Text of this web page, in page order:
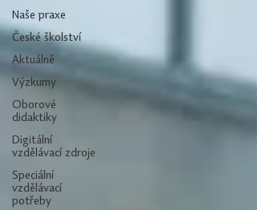
Naše praxe
České školství
Aktuálně
Výzkumy
Oborové
didaktiky
Digitální
vzdělávací zdroje
Speciální
vzdělávací
potřeby